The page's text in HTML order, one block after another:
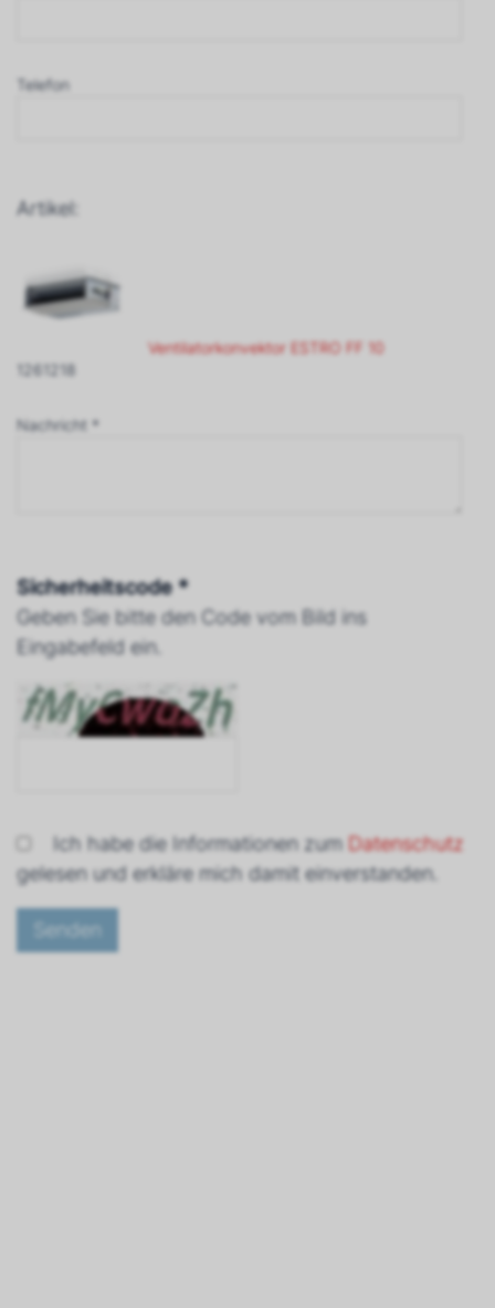
Telefon
Artikel:
Ventilatorkonvektor ESTRO FF 10
1261218
Nachricht *
Sicherheitscode *
Geben Sie bitte den Code vom Bild ins
Eingabefeld ein.
Ich habe die Informationen zum Datenschutz
gelesen und erkläre mich damit einverstanden.